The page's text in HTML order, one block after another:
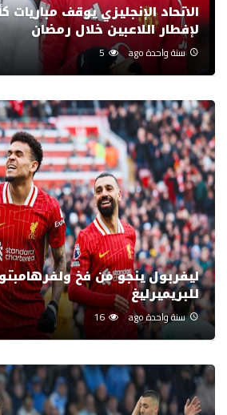
الاتحاد الإنجليزي يوقف مباريات
لإفطار اللاعبين خلال رمضان
سنة واحدة ago 5
ليفربول ينجو من فخ
للبريميرليغ
سنة واحدة ago 16